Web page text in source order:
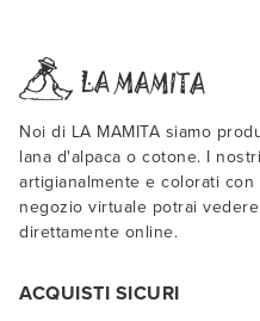
Noi di LA MAMITA siamo
lana d'alpaca o cotone. I
artigianalmente e colorati
negozio virtuale potrai
direttamente online.
ACQUISTI SICURI